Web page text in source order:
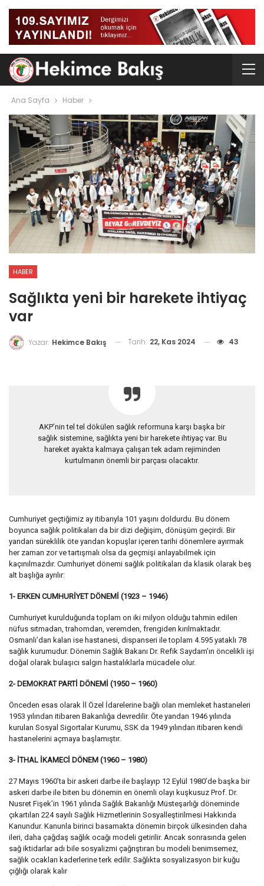
Ana Sayfa Haber
HABER
Sağlıkta yeni bir harekete ihtiyaç
var
Yazar: Hekimce Bakış Tarih: 22, Kas 2024 43
AKP’nin tel tel dökülen sağlık reformuna karşı başka bir
sağlık sistemine, sağlıkta yeni bir harekete ihtiyaç var. Bu
hareket ayakta kalmaya çalışan tek adam rejiminden
kurtulmanın önemli bir parçası olacaktır.
Cumhuriyet geçtiğimiz ay itibarıyla 101 yaşını doldurdu. Bu dönem
boyunca sağlık politikaları da bir dizi değişim, dönüşüm geçirdi. Bir
yandan süreklilik öte yandan kopuşlar içeren tarihi dönemlere ayırmak
her zaman zor ve tartışmalı olsa da geçmişi anlayabilmek için
kaçınılmazdır. Cumhuriyet dönemi sağlık politikaları da klasik olarak beş
alt başlığa ayrılır:
1- ERKEN CUMHURİYET DÖNEMİ (1923 – 1946)
Cumhuriyet kurulduğunda toplam on iki milyon olduğu tahmin edilen
nüfus sıtmadan, trahomdan, veremden, frengiden kırılmaktadır.
Osmanlı’dan kalan ise hastanesi, dispanseri ile toplam 4.595 yataklı 78
sağlık kurumudur. Dönemin Sağlık Bakanı Dr. Refik Saydam’ın öncelikli işi
doğal olarak bulaşıcı salgın hastalıklarla mücadele olur.
2- DEMOKRAT PARTİ DÖNEMİ (1950 – 1960)
Önceden esas olarak İl Özel İdarelerine bağlı olan memleket hastaneleri
1953 yılından itibaren Bakanlığa devredilir. Öte yandan 1946 yılında
kurulan Sosyal Sigortalar Kurumu, SSK da 1949 yılından itibaren kendi
hastanelerini açmaya başlamıştır.
3- İTHAL İKAMECİ DÖNEM (1960 – 1980)
27 Mayıs 1960’ta bir askeri darbe ile başlayıp 12 Eylül 1980’de başka bir
askeri darbe ile biten bu dönemin en önemli olayı kuşkusuz Prof. Dr.
Nusret Fişek’in 1961 yılında Sağlık Bakanlığı Müsteşarlığı döneminde
çıkartılan 224 sayılı Sağlık Hizmetlerinin Sosyalleştirilmesi Hakkında
Kanundur. Kanunla birinci basamakta dönemin birçok ülkesinden daha
ileri, daha çağdaş sağlık ocağı modeli getirilir. Ancak sonrasında gelen
sağ iktidarlar adı bile sosyalizmi çağrıştıran bu modeli benimsemez,
sağlık ocakları kaderlerine terk edilir. Sağlıkta sosyalizasyon bir kuğu
çığlığı olarak kalır